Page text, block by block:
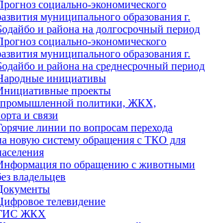
социально-экономического
муниципального образования г.
и района на долгосрочный период
социально-экономического
муниципального образования г.
и района на среднесрочный период
инициативы
проекты
политики, ЖКХ,
и связи
линии по вопросам перехода
новую систему обращения с ТКО для
по обращению с животными
владельцев
телевидение
ЖКХ